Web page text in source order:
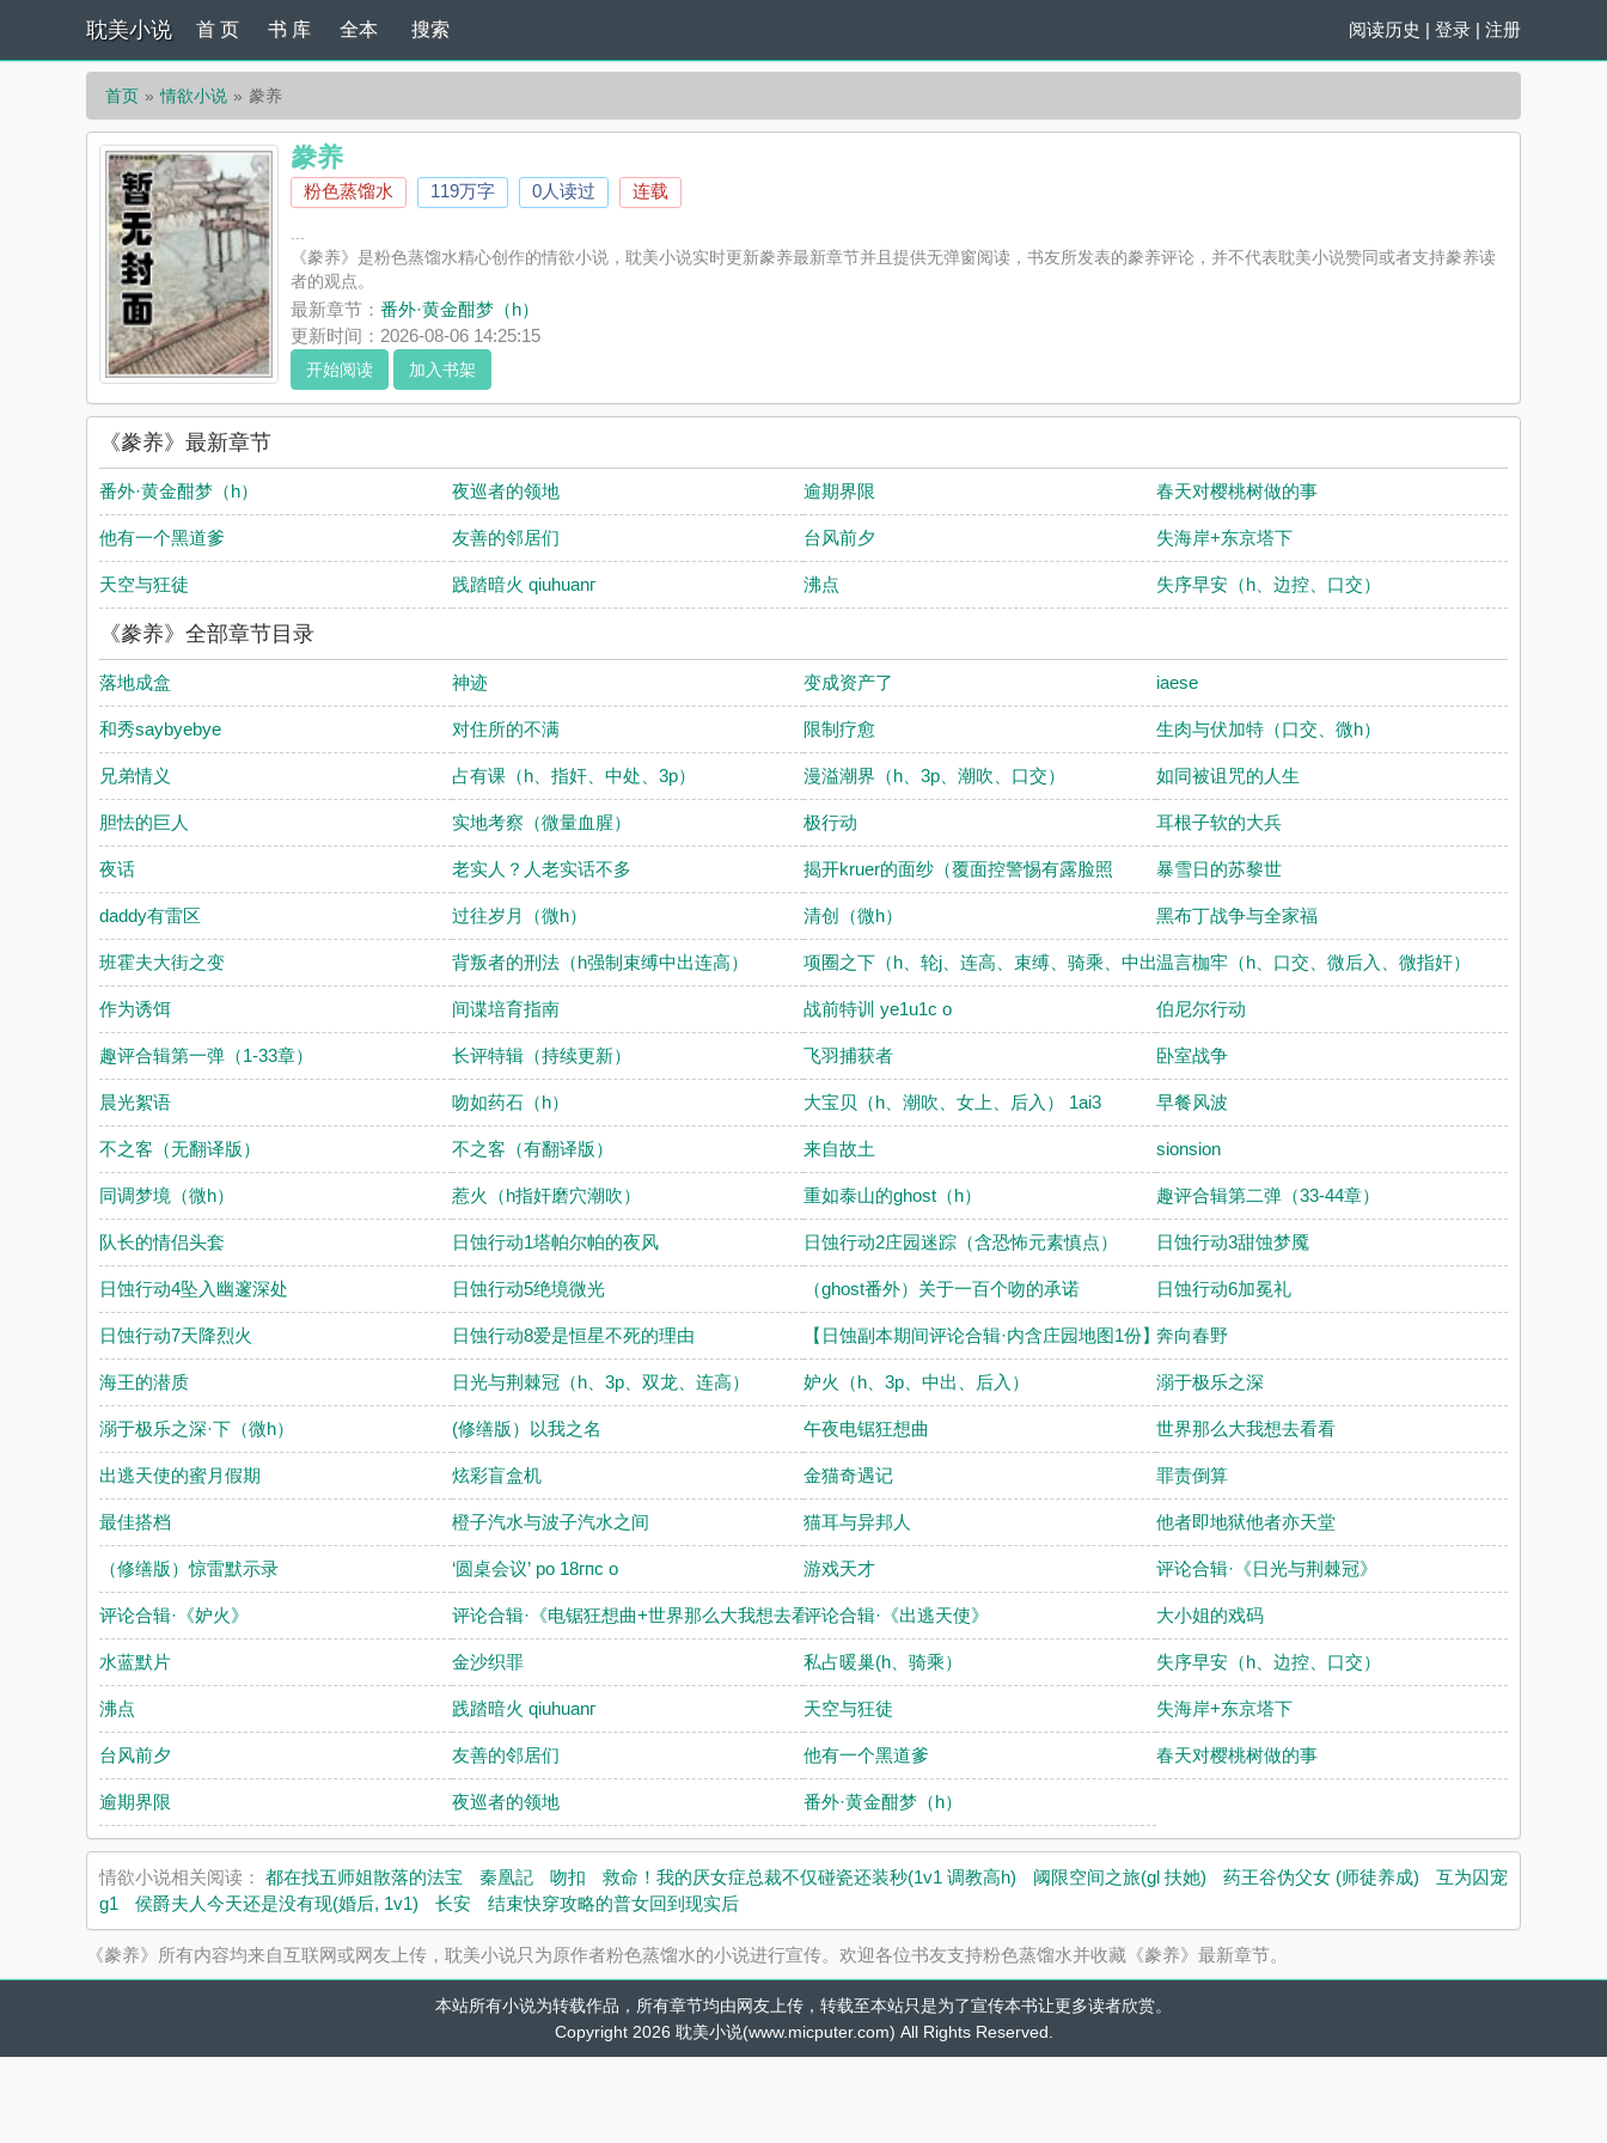
耽美小说 阅读历史 | 登录 | 注册
首 页 书 库 全本 搜索
首页 情欲小说 豢养
豢养
粉色蒸馏水 119万字 0人读过 连载
《豢养》是粉色蒸馏水精心创作的情欲小说，耽美小说实时更新豢养最新章节并且提供无弹窗阅读，书友所发表的豢养评论，并不代表耽美小说赞同或者支持豢养读
者的观点。
最新章节： 番外·黄金酣梦（h）
更新时间：2026-08-06 14:25:15
开始阅读 加入书架
《豢养》最新章节
番外·黄金酣梦（h） 夜巡者的领地 逾期界限 春天对樱桃树做的事
他有一个黑道爹 友善的邻居们 台风前夕 失海岸+东京塔下
天空与狂徒 践踏暗火 qiuhuanг 沸点 失序早安（h、边控、口交）
《豢养》全部章节目录
落地成盒 神迹 变成资产了 iaese
和秀saybyebye 对住所的不满 限制疗愈 生肉与伏加特（口交、微h）
兄弟情义 占有课（h、指奸、中处、3p） 漫溢潮界（h、3p、潮吹、口交） 如同被诅咒的人生
胆怯的巨人 实地考察（微量血腥） 极行动 耳根子软的大兵
夜话 老实人？人老实话不多 揭开kruer的面纱（覆面控警惕有露脸照 暴雪日的苏黎世
daddy有雷区 过往岁月（微h） 清创（微h） 黑布丁战争与全家福
班霍夫大街之变 背叛者的刑法（h强制束缚中出连高） 项圈之下（h、轮j、连高、束缚、骑乘、中出温言枷牢（h、口交、微后入、微指奸）
作为诱饵 间谍培育指南 战前特训 ye1u1c o 伯尼尔行动
趣评合辑第一弹（1-33章） 长评特辑（持续更新） 飞羽捕获者 卧室战争
晨光絮语 吻如药石（h） 大宝贝（h、潮吹、女上、后入） 1ai3 早餐风波
不之客（无翻译版） 不之客（有翻译版） 来自故土 sionsion
同调梦境（微h） 惹火（h指奸磨穴潮吹） 重如泰山的ghost（h） 趣评合辑第二弹（33-44章）
队长的情侣头套 日蚀行动1塔帕尔帕的夜风 日蚀行动2庄园迷踪（含恐怖元素慎点） 日蚀行动3甜蚀梦魇
日蚀行动4坠入幽邃深处 日蚀行动5绝境微光 （ghost番外）关于一百个吻的承诺 日蚀行动6加冕礼
日蚀行动7天降烈火 日蚀行动8爱是恒星不死的理由 【日蚀副本期间评论合辑·内含庄园地图1份】奔向春野
海王的潜质 日光与荆棘冠（h、3p、双龙、连高） 妒火（h、3p、中出、后入） 溺于极乐之深
溺于极乐之深·下（微h） (修缮版）以我之名 午夜电锯狂想曲 世界那么大我想去看看
出逃天使的蜜月假期 炫彩盲盒机 金猫奇遇记 罪责倒算
最佳搭档 橙子汽水与波子汽水之间 猫耳与异邦人 他者即地狱他者亦天堂
（修缮版）惊雷默示录 ‘圆桌会议’ po 18гпc o 游戏天才 评论合辑·《日光与荆棘冠》
评论合辑·《妒火》 评论合辑·《电锯狂想曲+世界那么大我想去看评论合辑·《出逃天使》 大小姐的戏码
水蓝默片 金沙织罪 私占暖巢(h、骑乘） 失序早安（h、边控、口交）
沸点 践踏暗火 qiuhuanг 天空与狂徒 失海岸+东京塔下
台风前夕 友善的邻居们 他有一个黑道爹 春天对樱桃树做的事
逾期界限 夜巡者的领地 番外·黄金酣梦（h）
情欲小说相关阅读： 都在找五师姐散落的法宝 秦凰記 吻扣 救命！我的厌女症总裁不仅碰瓷还装秒(1v1 调教高h) 阈限空间之旅(gl 扶她) 药王谷伪父女 (师徒养成)
互为囚宠
g1
侯爵夫人今天还是没有现(婚后, 1v1) 长安 结束快穿攻略的普女回到现实后
《豢养》所有内容均来自互联网或网友上传，耽美小说只为原作者粉色蒸馏水的小说进行宣传。欢迎各位书友支持粉色蒸馏水并收藏《豢养》最新章节。
本站所有小说为转载作品，所有章节均由网友上传，转载至本站只是为了宣传本书让更多读者欣赏。
Copyright 2026 耽美小说(www.micputer.com) All Rights Reserved.